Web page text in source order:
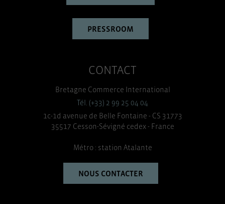
PRESSROOM
CONTACT
Bretagne Commerce International
Tél. (+33) 2 99 25 04 04
1c-1d avenue de Belle Fontaine - CS 31773
35517 Cesson-Sévigné cedex - France
Métro : station Atalante
NOUS CONTACTER